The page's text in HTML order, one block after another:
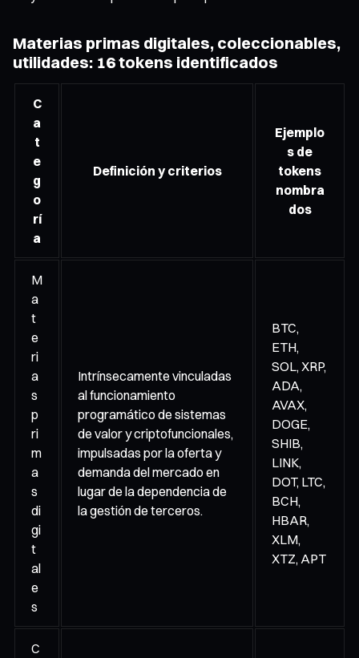
Materias primas digitales, coleccionables,
utilidades: 16 tokens identificados
C
a
t
e
g
o
rí
a
Definición y criterios
Ejemplo
s de
tokens
nombra
dos
M
a
t
e
ri
a
s
p
ri
m
a
s
di
gi
t
al
e
s
Intrínsecamente vinculadas
al funcionamiento
programático de sistemas
de valor y criptofuncionales,
impulsadas por la oferta y
demanda del mercado en
lugar de la dependencia de
la gestión de terceros.
BTC,
ETH,
SOL, XRP,
ADA,
AVAX,
DOGE,
SHIB,
LINK,
DOT, LTC,
BCH,
HBAR,
XLM,
XTZ, APT
C